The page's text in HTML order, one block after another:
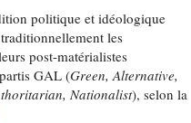
politique et idéologique
les
post-matérialistes
GAL (Green, Alternative,
Nationalist), selon la